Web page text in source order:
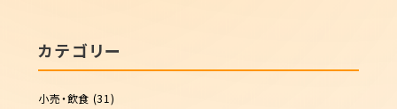
カテゴリー
小売・飲食 (31)